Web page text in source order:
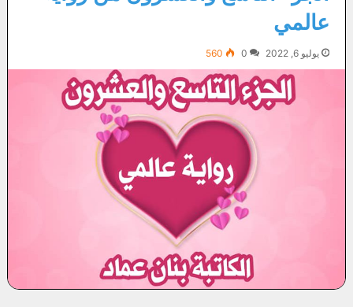
عالمي
يوليو 6, 2022 0
560